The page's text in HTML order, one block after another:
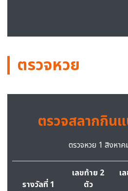
ตรวจหวย
ตรวจสลากกิน
ตรวจหวย 1 สิงหา
รางวัลที่ 1
เลขท้าย 2
ตัว
เ